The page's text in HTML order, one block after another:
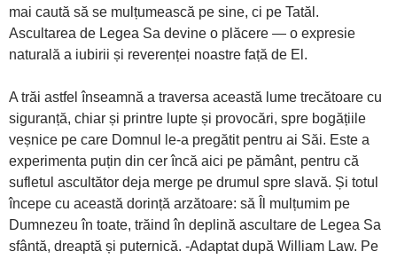
mai caută să se mulțumească pe sine, ci pe Tatăl.
Ascultarea de Legea Sa devine o plăcere — o expresie
naturală a iubirii și reverenței noastre față de El.
A trăi astfel înseamnă a traversa această lume trecătoare cu
siguranță, chiar și printre lupte și provocări, spre bogățiile
veșnice pe care Domnul le-a pregătit pentru ai Săi. Este a
experimenta puțin din cer încă aici pe pământ, pentru că
sufletul ascultător deja merge pe drumul spre slavă. Și totul
începe cu această dorință arzătoare: să Îl mulțumim pe
Dumnezeu în toate, trăind în deplină ascultare de Legea Sa
sfântă, dreaptă și puternică. -Adaptat după William Law. Pe